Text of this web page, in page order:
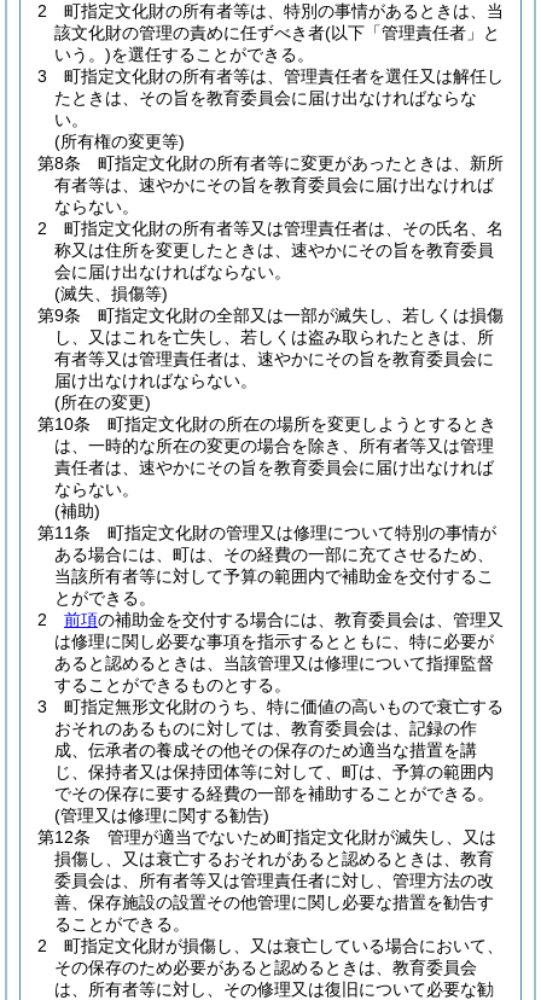
2
町指定文化財の所有者等は、特別の事情があるときは、当
該文化財の管理の責めに任ずべき者(以下「管理責任者」と
いう。)を選任することができる。
3
町指定文化財の所有者等は、管理責任者を選任又は解任し
たときは、その旨を教育委員会に届け出なければならな
い。
(所有権の変更等)
第8条
町指定文化財の所有者等に変更があったときは、新所
有者等は、速やかにその旨を教育委員会に届け出なければ
ならない。
2
町指定文化財の所有者等又は管理責任者は、その氏名、名
称又は住所を変更したときは、速やかにその旨を教育委員
会に届け出なければならない。
(滅失、損傷等)
第9条
町指定文化財の全部又は一部が滅失し、若しくは損傷
し、又はこれを亡失し、若しくは盗み取られたときは、所
有者等又は管理責任者は、速やかにその旨を教育委員会に
届け出なければならない。
(所在の変更)
第10条
町指定文化財の所在の場所を変更しようとするとき
は、一時的な所在の変更の場合を除き、所有者等又は管理
責任者は、速やかにその旨を教育委員会に届け出なければ
ならない。
(補助)
第11条
町指定文化財の管理又は修理について特別の事情が
ある場合には、町は、その経費の一部に充てさせるため、
当該所有者等に対して予算の範囲内で補助金を交付するこ
とができる。
2
前項の補助金を交付する場合には、教育委員会は、管理又
は修理に関し必要な事項を指示するとともに、特に必要が
あると認めるときは、当該管理又は修理について指揮監督
することができるものとする。
3
町指定無形文化財のうち、特に価値の高いもので衰亡する
おそれのあるものに対しては、教育委員会は、記録の作
成、伝承者の養成その他その保存のため適当な措置を講
じ、保持者又は保持団体等に対して、町は、予算の範囲内
でその保存に要する経費の一部を補助することができる。
(管理又は修理に関する勧告)
第12条
管理が適当でないため町指定文化財が滅失し、又は
損傷し、又は衰亡するおそれがあると認めるときは、教育
委員会は、所有者等又は管理責任者に対し、管理方法の改
善、保存施設の設置その他管理に関し必要な措置を勧告す
ることができる。
2
町指定文化財が損傷し、又は衰亡している場合において、
その保存のため必要があると認めるときは、教育委員会
は、所有者等に対し、その修理又は復旧について必要な勧